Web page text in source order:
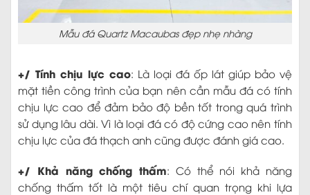
Mẫu đá Quartz Macaubas đẹp nhẹ nhàng
+/ Tính chịu lực cao: Là loại đá ốp lát giúp bảo vệ
mặt tiền công trình của bạn nên cần mẫu đá có tính
chịu lực cao để đảm bảo độ bền tốt trong quá trình
sử dụng lâu dài. Vì là loại đá có độ cứng cao nên tính
chịu lực của đá thạch anh cũng được đánh giá cao.
+/ Khả năng chống thấm: Có thể nói khả năng
chống thấm tốt là một tiêu chí quan trọng khi lựa